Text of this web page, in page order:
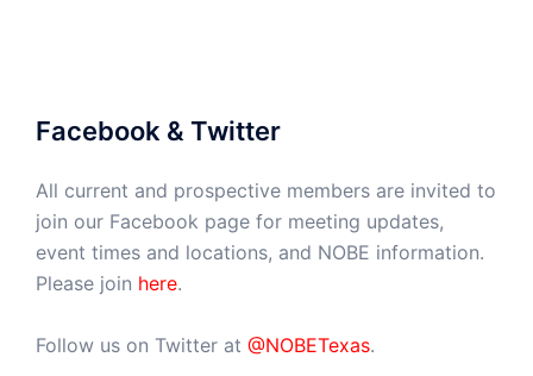
Facebook & Twitter
All current and prospective members are invited to
join our Facebook page for meeting updates,
event times and locations, and NOBE information.
Please join here.
Follow us on Twitter at @NOBETexas.